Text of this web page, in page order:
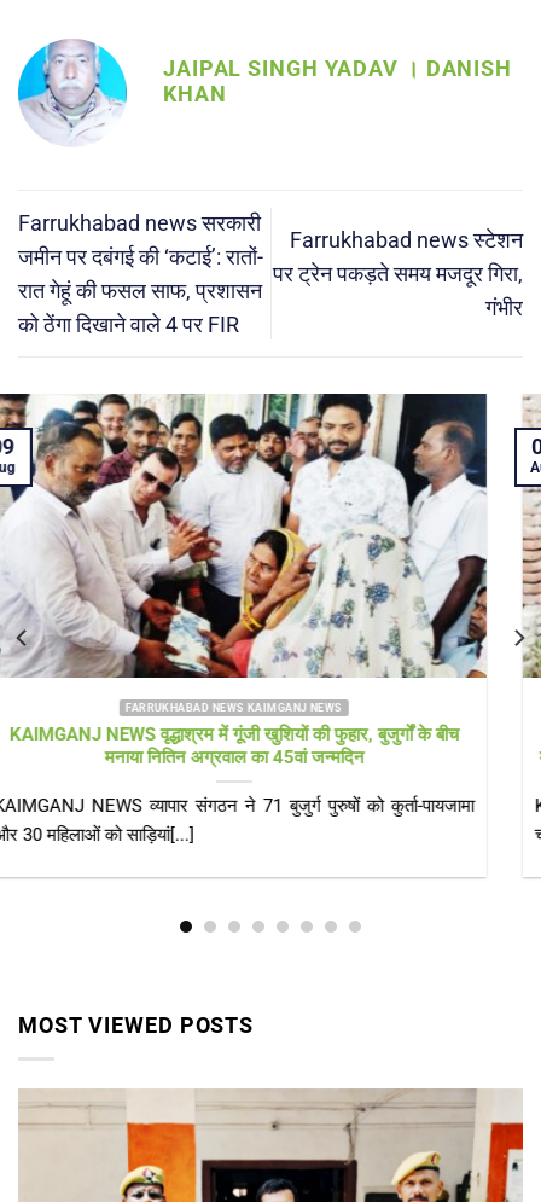
JAIPAL SINGH YADAV । DANISH
KHAN
Farrukhabad news सरकारी
जमीन पर दबंगई की ‘कटाई’: रातों-
रात गेहूं की फसल साफ, प्रशासन
को ठेंगा दिखाने वाले 4 पर FIR
Farrukhabad news स्टेशन
पर ट्रेन पकड़ते समय मजदूर गिरा,
गंभीर
FARRUKHABAD NEWS KAIMGANJ NEWS
KAIMGANJ NEWS स्वच्छ भारत मिशन को लगा ‘ग्रहण’: अफसरों की
मेहरबानी से मौज काट रहा सफाईकर्मी, नालियां बजबजाईं, सड़कों पर गंदा पानी
KAIMGANJ NEWS कायमगंज (फर्रुखाबाद)। ​सरकार भले ही गांवों को
चमकाने के लिए पानी की तरह[...]
07
Aug
MOST VIEWED POSTS